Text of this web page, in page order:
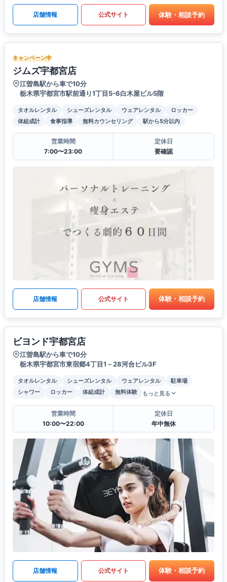
店舗情報 公式サイト 体験・相談予約
キャンペーン中
ジムズ宇都宮店
江曽島駅から車で10分
栃木県宇都宮市駅前通り1丁目5-6白木屋ビル5階
タオルレンタル シューズレンタル ウェアレンタル
ロッカー
体組成計
食事指導 無料カウンセリング 駅から5分以内
営業時間
7:00〜23:00
定休日
要確認
店舗情報 公式サイト 体験・相談予約
ビヨンド宇都宮店
江曽島駅から車で10分
栃木県宇都宮市東宿郷4丁目1－28河合ビル3F
タオルレンタル シューズレンタル ウェアレンタル
駐車場
シャワー
ロッカー 体組成計 無料体験 もっと見る
営業時間
10:00〜22:00
定休日
年中無休
店舗情報 公式サイト 体験・相談予約